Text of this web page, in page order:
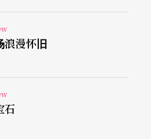
同场地表演需要不同的能
要使的力不同，受限于观
要的能量势必要大很多。
人堆里求生存的黑人，但
的将军，言谈举止中应该要
他的不安自卑是藏在威风
浪漫怀旧
石